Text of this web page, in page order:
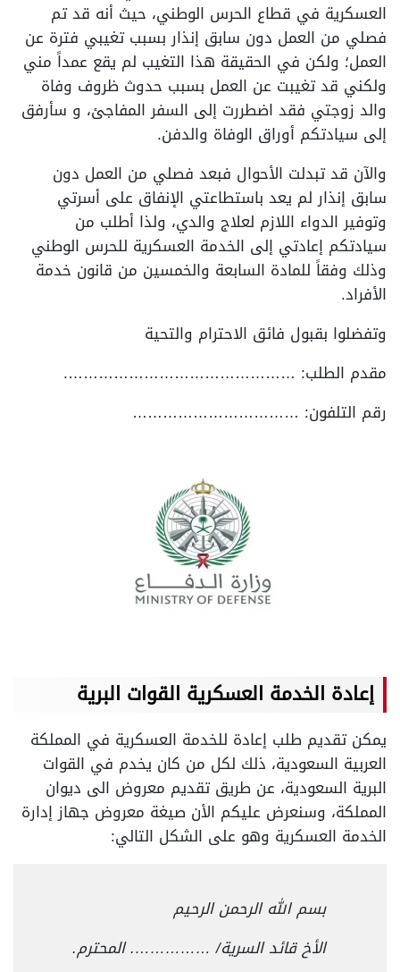
العسكرية في قطاع الحرس الوطني، حيث أنه قد تم
فصلي من العمل دون سابق إنذار بسبب تغيبي فترة عن
العمل؛ ولكن في الحقيقة هذا التغيب لم يقع عمداً مني
ولكني قد تغيبت عن العمل بسبب حدوث ظروف وفاة
والد زوجتي فقد اضطررت إلى السفر المفاجئ، و سأرفق
إلى سيادتكم أوراق الوفاة والدفن.
والآن قد تبدلت الأحوال فبعد فصلي من العمل دون
سابق إنذار لم يعد باستطاعتي الإنفاق على أسرتي
وتوفير الدواء اللازم لعلاج والدي، ولذا أطلب من
سيادتكم إعادتي إلى الخدمة العسكرية للحرس الوطني
وذلك وفقاً للمادة السابعة والخمسين من قانون خدمة
الأفراد.
وتفضلوا بقبول فائق الاحترام والتحية
مقدم الطلب: ……………………………………….
رقم التلفون: ……………………………
إعادة الخدمة العسكرية القوات البرية
يمكن تقديم طلب إعادة للخدمة العسكرية في المملكة
العربية السعودية، ذلك لكل من كان يخدم في القوات
البرية السعودية، عن طريق تقديم معروض الى ديوان
المملكة، وسنعرض عليكم الأن صيغة معروض جهاز إدارة
الخدمة العسكرية وهو على الشكل التالي:
بسم الله الرحمن الرحيم
الأخ قائد السرية/ ……………. المحترم.